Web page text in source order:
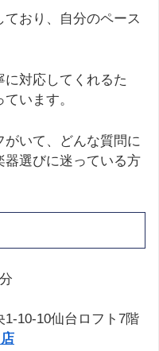
おり、自分のペース
に対応してくれるた
います。
がいて、どんな質問に
器選びに迷っている方
10-10仙台ロフト7階